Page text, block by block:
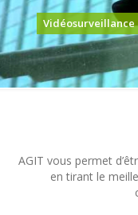
Vidéosurveillance
AGIT vous permet
en tirant le